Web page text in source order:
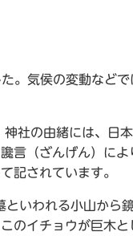
。気侯の変動など
社の由緒には、日
言（ざんげん）に
記されています。
いわれる小山から
のイチョウが巨木と